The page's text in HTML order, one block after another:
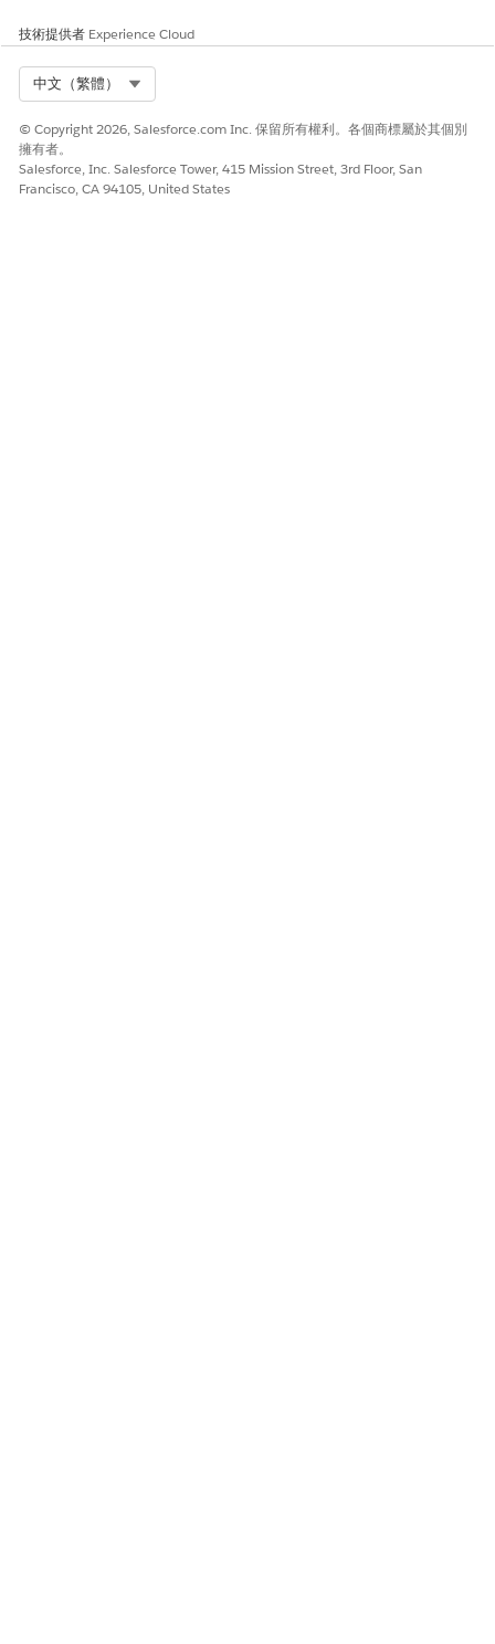
針對 Automotive Cloud 設定可動作關係中心圖表
此文章是否解決您的問題？
請讓我們知道，以便我們改進！
技術提供者 Experience Cloud
中文（繁體）
© Copyright 2026, Salesforce.com Inc. 保留所有權利。各個商標屬於其個別
擁有者。
Salesforce, Inc. Salesforce Tower, 415 Mission Street, 3rd Floor, San
Francisco, CA 94105, United States